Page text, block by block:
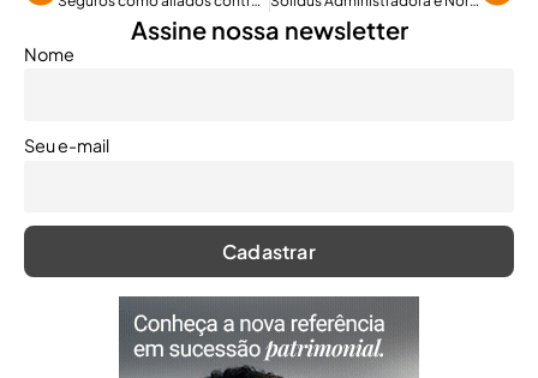
Assine nossa newsletter
Nome
Seu e-mail